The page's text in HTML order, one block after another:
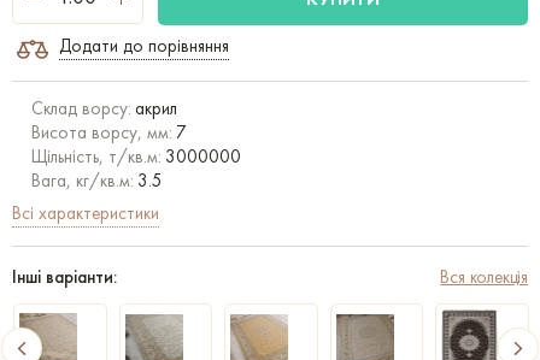
Додати до порівняння
Склад ворсу: акрил
Висота ворсу, мм: 7
Щільність, т/кв.м: 3000000
Вага, кг/кв.м: 3.5
Всі характеристики
Інші варіанти: Вся колекція